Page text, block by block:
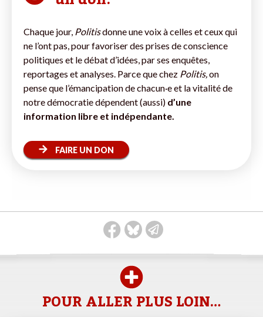
Chaque jour, Politisdonne une voix à celles et ceux qui
ne l’ont pas, pour favoriser des prises de conscience
politiques et le débat d’idées, par ses enquêtes,
reportages et analyses. Parce que chez Politis, on
pense que l’émancipation de chacun·e et la vitalité de
notre démocratie dépendent (aussi) d’une
information libre et indépendante.
FAIRE UN DON
POUR ALLER PLUS LOIN…